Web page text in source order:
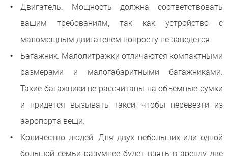
Двигатель. Мощность должна соответствовать
вашим требованиям, так как устройство с
маломощным двигателем попросту не заведется.
Багажник. Малолитражки отличаются компактными
размерами и малогабаритными багажниками.
Такие багажники не рассчитаны на объемные сумки
и придется вызывать такси, чтобы перевезти из
аэропорта вещи.
Количество людей. Для двух небольших или одной
большой семьи разумнее будет взять в аренду две